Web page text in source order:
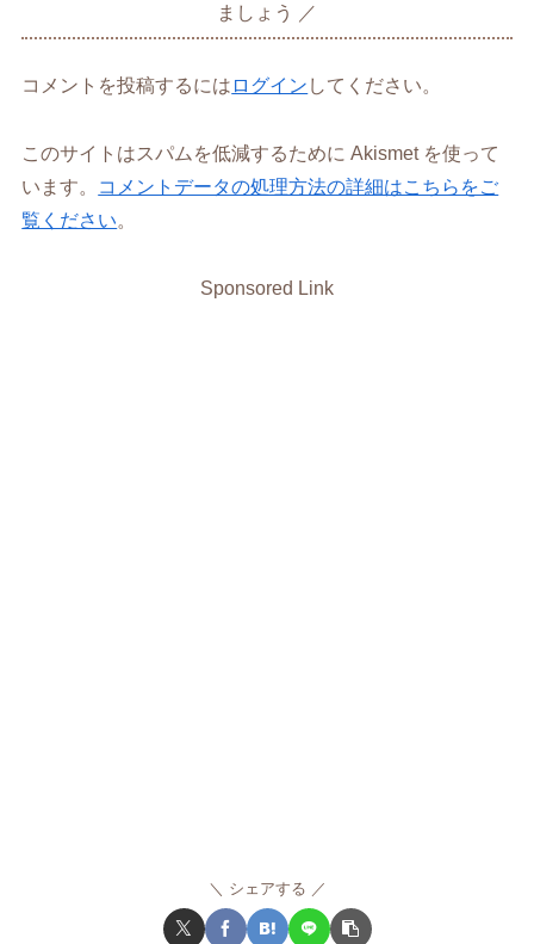
ましょう
コメントを投稿するには ログイン してください。
このサイトはスパムを低減するために Akismet を使って
います。
コメントデータの処理方法の詳細はこちらをご
覧ください。
Sponsored Link
シェアする